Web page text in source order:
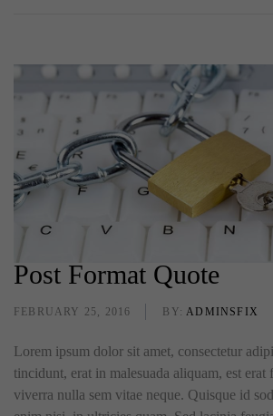
Post Format Quote
FEBRUARY 25, 2016 BY: ADMINSFIX
Lorem ipsum dolor sit amet, consectetur
tincidunt, erat in malesuada aliquam, est erat
viverra nulla sem vitae neque. Quisque id